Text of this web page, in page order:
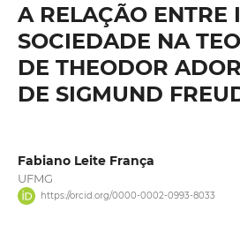
A RELAÇÃO ENTRE
SOCIEDADE NA
DE THEODOR
DE SIGMUND
Fabiano Leite França
UFMG
https://orcid.org/0000-0002-0993-8033